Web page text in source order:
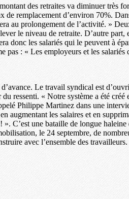
des retraites va diminuer très
remplacement d’environ 70%.
au prolongement de l’activité. »
le niveau de retraite. D’autre
donc les salariés qui le peuvent à
pas : « Les employeurs et les
Le travail syndical est
ressenti. « Notre système a été
Philippe Martinez dans une
augmentant les salaires et en
C’est une bataille de longue
le 24 septembre, de
avec l’ensemble des travailleurs.